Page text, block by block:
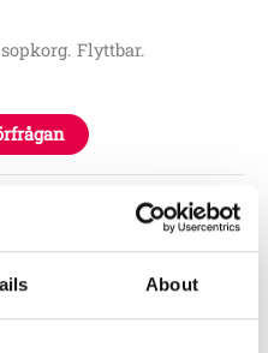
About
Flyttbar.